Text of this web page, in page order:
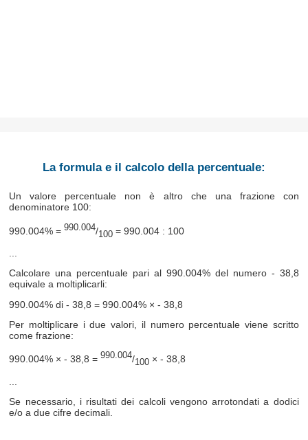
La formula e il calcolo della percentuale:
Un valore percentuale non è altro che una frazione con
denominatore 100:
990.004% =990.004/100 = 990.004 : 100
...
Calcolare una percentuale pari al 990.004% del numero - 38,8
equivale a moltiplicarli:
990.004% di - 38,8 = 990.004% × - 38,8
Per moltiplicare i due valori, il numero percentuale viene scritto
come frazione:
990.004% × - 38,8 = 990.004/100 × - 38,8
Se necessario, i risultati dei calcoli vengono arrotondati a dodici
e/o a due cifre decimali.